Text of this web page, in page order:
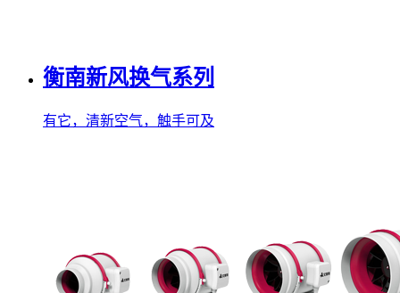
衡南新风换气系列
有它，清新空气，触手可及